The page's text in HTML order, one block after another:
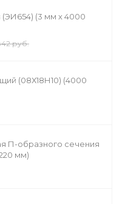
(3 мм х 4000
руб.
(08Х18Н10) (4000
П-образного сечения
мм)